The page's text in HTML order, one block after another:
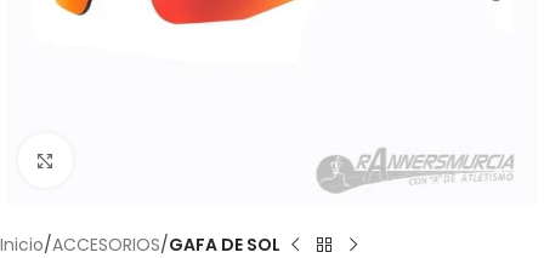
Inicio ACCESORIOS GAFA DE SOL